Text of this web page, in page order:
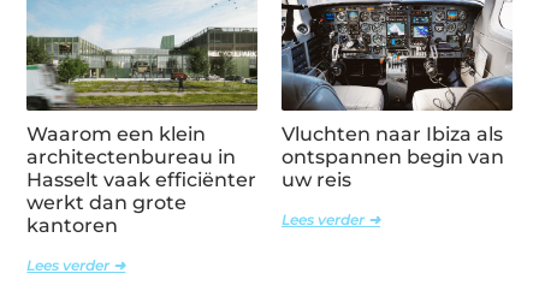
Waarom een klein
architectenbureau in
Hasselt vaak efficiënter
werkt dan grote
kantoren
Lees verder ➜
Vluchten naar Ibiza als
ontspannen begin van
uw reis
Lees verder ➜